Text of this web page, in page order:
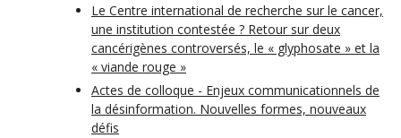
Le Centre international de recherche sur le cancer,
une institution contestée ? Retour sur deux
cancérigènes controversés, le « glyphosate » et la
« viande rouge »
Actes de colloque - Enjeux communicationnels de
la désinformation. Nouvelles formes, nouveaux
défis